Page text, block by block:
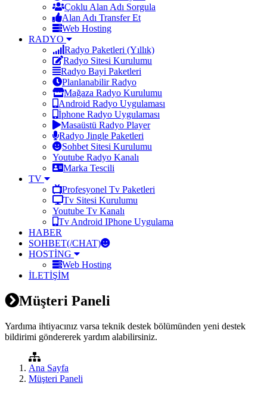
Çoklu Alan Adı Sorgula
Alan Adı Transfer Et
Web Hosting
RADYO
Radyo Paketleri (Yıllık)
Radyo Sitesi Kurulumu
Radyo Bayi Paketleri
Planlanabilir Radyo
Mağaza Radyo Kurulumu
Android Radyo Uygulaması
İphone Radyo Uygulaması
Masaüstü Radyo Player
Radyo Jingle Paketleri
Sohbet Sitesi Kurulumu
Youtube Radyo Kanalı
Marka Tescili
TV
Profesyonel Tv Paketleri
Tv Sitesi Kurulumu
Youtube Tv Kanalı
Tv Android IPhone Uygulama
HABER
SOHBET(/CHAT)
HOSTİNG
Web Hosting
İLETİŞİM
Müşteri Paneli
Yardıma ihtiyacınız varsa teknik destek bölümünden yeni destek
bildirimi göndererek yardım alabilirsiniz.
Ana Sayfa
Müşteri Paneli